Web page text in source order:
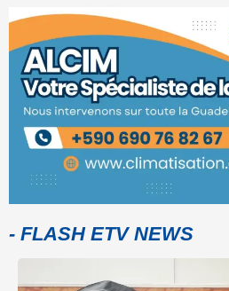
- FLASH ETV NEWS